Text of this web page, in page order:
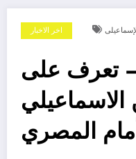
اخر الاخبار
– تعرف على
المصري